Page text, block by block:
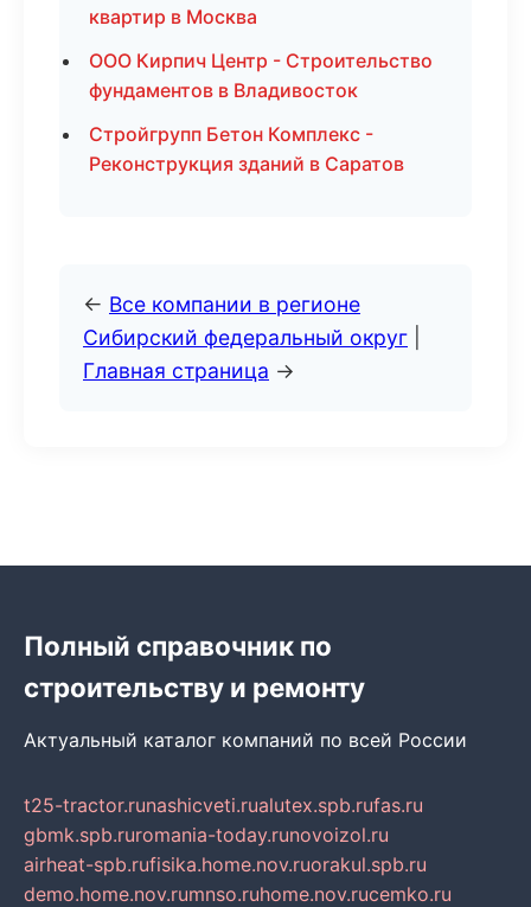
квартир в Москва
ООО Кирпич Центр - Строительство
фундаментов в Владивосток
Стройгрупп Бетон Комплекс -
Реконструкция зданий в Саратов
← Все компании в регионе
Сибирский федеральный округ
Главная страница →
Полный справочник по
строительству и ремонту
Актуальный каталог компаний по всей России
t25-tractor.runashicveti.rualutex.spb.rufas.ru
gbmk.spb.ruromania-today.runovoizol.ru
airheat-spb.rufisika.home.nov.ruorakul.spb.ru
demo.home.nov.rumnso.ruhome.nov.rucemko.ru